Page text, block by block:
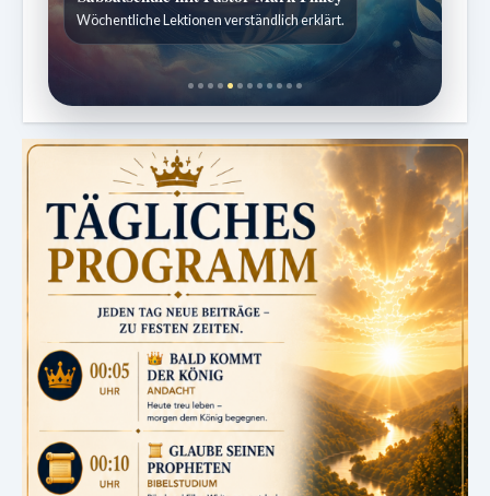
Wöchentliche Lektionen verständlich erklärt.
ZURÜCK ZUR QUELLE DES LEBENS
Sabbatliche Gedanken für Stille und Erneuerung.